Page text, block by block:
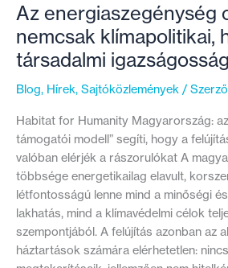
Az energiaszegénység
nemcsak klímapolitikai,
társadalmi
Blog, Hírek, Sajtóközlemények /
Habitat for Humanity Magyarország:
támogatói modell” segíti, hogy a
valóban elérjék a rászorulókat A
többsége energetikailag elavult,
létfontosságú lenne mind a minőségi
lakhatás, mind a klímavédelmi célok
szempontjából. A felújítás azonban az
háztartások számára elérhetetlen: